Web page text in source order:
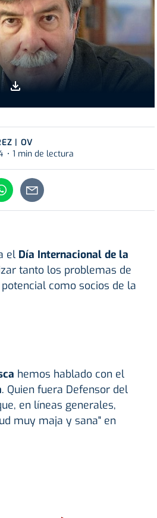
| OV
1 min de lectura
el Día Internacional de la
tanto los problemas de
como socios de la
hemos hablado con el
. Quien fuera Defensor del
en líneas generales,
muy maja y sana" en